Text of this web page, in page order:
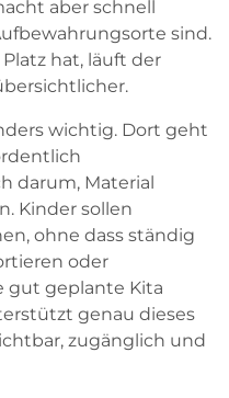
aber schnell
sind.
hat, läuft der
wichtig. Dort geht
darum, Material
Kinder sollen
ohne dass ständig
oder
gut geplante Kita
genau dieses
zugänglich und